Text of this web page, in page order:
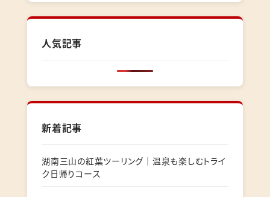
人気記事
新着記事
湖南三山の紅葉ツーリング｜温泉も楽しむトライ
ク日帰りコース